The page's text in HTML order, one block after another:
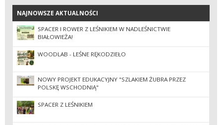
NAJNOWSZE AKTUALNOŚCI
NAJNOWSZE AKTUALNOŚCI
SPACER I ROWER Z LEŚNIKIEM W NADLEŚNICTWIE
BIAŁOWIEŻA!
WOODLAB - LEŚNE RĘKODZIEŁO
NOWY PROJEKT EDUKACYJNY "SZLAKIEM ŻUBRA PRZEZ
POLSKĘ WSCHODNIĄ"
SPACER Z LEŚNIKIEM